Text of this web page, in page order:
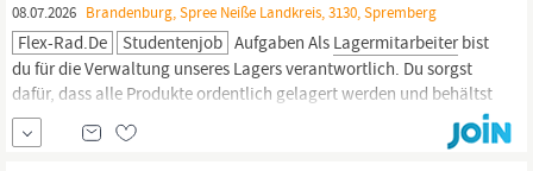
08.07.2026 Brandenburg, Spree Neiße Landkreis, 3130, Spremberg
Flex-Rad.de Studentenjob Aufgaben Als Lagermitarbeiterbist
du für die Verwaltung unseres Lagers verantwortlich. Du sorgst
dafür, dass alle Produkte ordentlich gelagert werden und behältst
den Überblick über den Bestand. Außerdem kümmerst du dich um
den Versand unserer Artikel und sorgst dafür, dass alles pünktlich